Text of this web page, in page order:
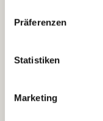
Ihre Einwilligung
indem Sie die
unserer
Präferenzen
Statistiken
Marketing
Kantstraße 45a
(Ein
e.V.)